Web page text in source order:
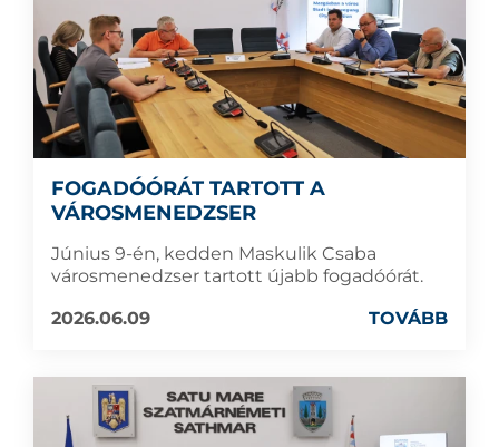
FOGADÓÓRÁT TARTOTT A
VÁROSMENEDZSER
Június 9-én, kedden Maskulik Csaba
városmenedzser tartott újabb fogadóórát.
2026.06.09
TOVÁBB